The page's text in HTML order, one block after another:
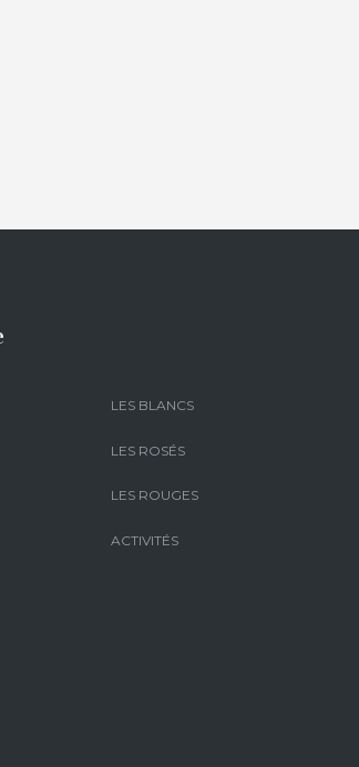
LES BLANCS
LES ROSÉS
LES ROUGES
ACTIVITÉS